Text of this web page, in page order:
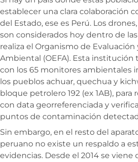
establecer una clara colaboración
del Estado, ese es Perú. Los
son considerados hoy dentro de
realiza el Organismo de Evaluación
Ambiental (OEFA). Esta institución
con los 65 monitores ambientales
los pueblos achuar, quechua y
bloque petrolero 192 (ex 1AB),
con data georreferenciada y
puntos de contaminación
Sin embargo, en el resto del
peruano no existe un respaldo a
evidencias. Desde el 2014 se